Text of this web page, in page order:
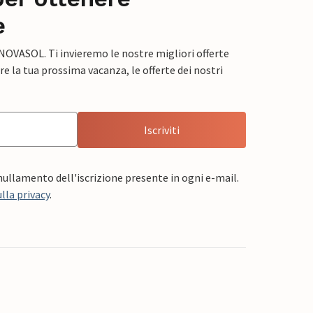
Ti invieremo le nostre migliori offerte
la tua prossima vacanza, le offerte dei nostri
Iscriviti
dell'iscrizione presente in ogni e-mail.
privacy.